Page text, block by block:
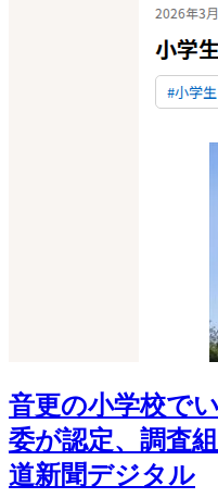
音更の小学校で
委が認定、調査
道新聞デジタル